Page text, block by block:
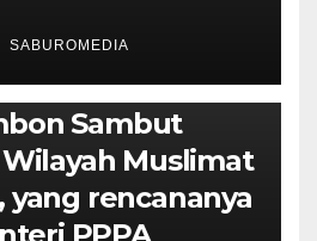
SABUROMEDIA
AKTIVIS
Sambut
Muslimat
yang rencananya
PPPA